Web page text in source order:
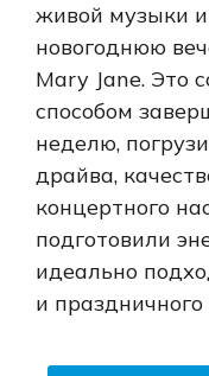
живой музыки
новогоднюю
Mary Jane. Это
способом
неделю,
драйва,
концертного
подготовили
идеально
и праздничного